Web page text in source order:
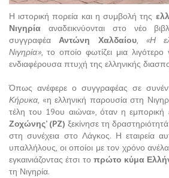
Η ιστορική πορεία και η συμβολή της
Νιγηρία αναδεικνύονται στο νέο
συγγραφέαΑντώνη Χαλδαίου, «Η
Νιγηρία», το οποίο φωτίζει μια λιγότερο
ενδιαφέρουσα πτυχή της ελληνικής
Όπως ανέφερε ο συγγραφέας σε
Κήρυκα, «η ελληνική παρουσία στη
τέλη του 19ου αιώνα», όταν η εμπορική
Ζοχώνης’ (PZ) ξεκίνησε τη
στη συνέχεια στο Λάγκος. Η εταιρεία
υπαλλήλους, οι οποίοι με τον χρόνο
εγκαινιάζοντας έτσι το πρώτο κύμα
τη Νιγηρία.